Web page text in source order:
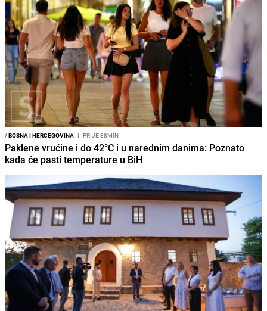
/BOSNA I HERCEGOVINA I PRIJE 38MIN
Paklene vrućine i do 42°C i u narednim danima: Poznato
kada će pasti temperature u BiH